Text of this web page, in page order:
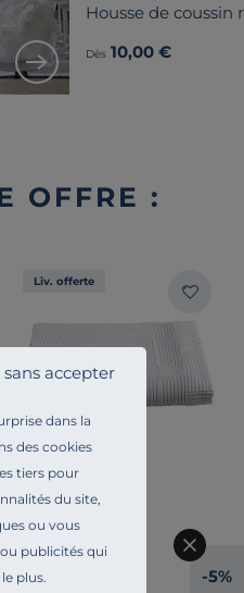
dans la
des cookies
tiers pour
du site,
ou vous
publicités qui
plus.
accepter
Housse de coussin
Dès 10,00 €
OFFRE :
Liv. offerte
CAMIF SIGNATURE
99,00 €
-5%